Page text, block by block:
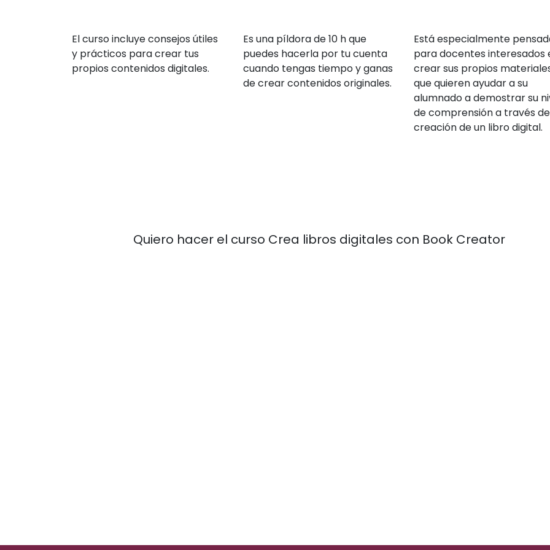
El curso incluye consejos útiles
y prácticos para crear tus
propios contenidos digitales.
Es una píldora de 10 h que
puedes hacerla por tu cuenta
cuando tengas tiempo y ganas
de crear contenidos originales.
Está especialmente
para docentes interesados
crear sus propios
que quieren ayudar a su
alumnado a demostrar su
de comprensión a través
creación de un libro digital.
Quiero hacer el curso Crea libros digitales con Book Creator